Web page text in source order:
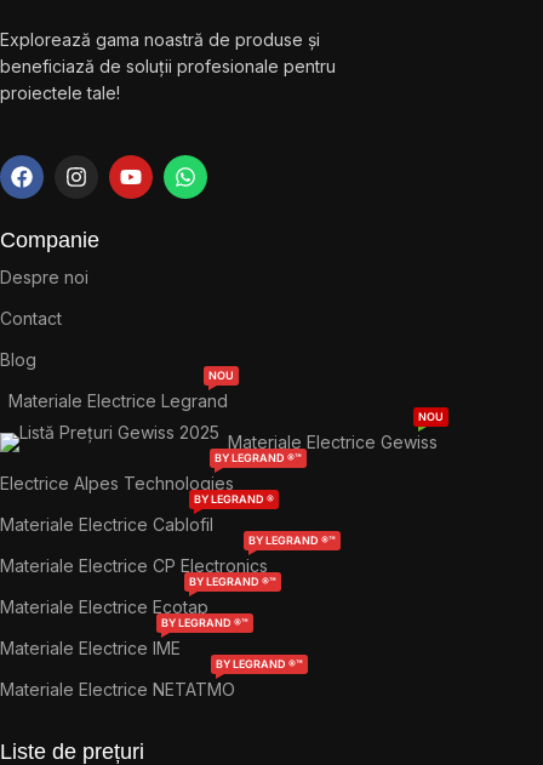
Explorează gama noastră de produse și
beneficiază de soluții profesionale pentru
proiectele tale!
Companie
Despre noi
Contact
Blog
Materiale Electrice Legrand
NOU
Materiale Electrice Gewiss
NOU
Electrice Alpes Technologies
BY LEGRAND ®™
Materiale Electrice Cablofil
BY LEGRAND ®
Materiale Electrice CP Electronics
BY LEGRAND ®™
Materiale Electrice Ecotap
BY LEGRAND ®™
Materiale Electrice IME
BY LEGRAND ®™
Materiale Electrice NETATMO
BY LEGRAND ®™
Liste de prețuri